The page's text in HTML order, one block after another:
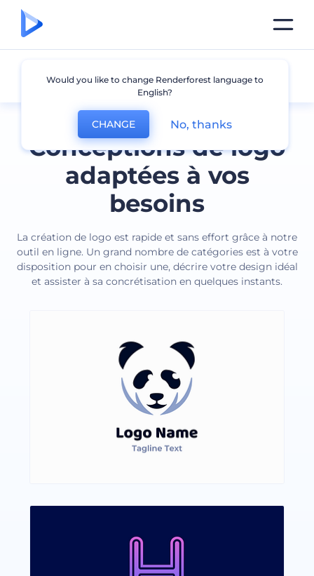
Conceptions de logo
adaptées à vos
besoins
La création de logo est rapide et sans effort grâce à notre
outil en ligne. Un grand nombre de catégories est à votre
disposition pour en choisir une, décrire votre design idéal
et assister à sa concrétisation en quelques instants.
Tous les logos
Would you like to change Renderforest language to
English?
CHANGE No, thanks